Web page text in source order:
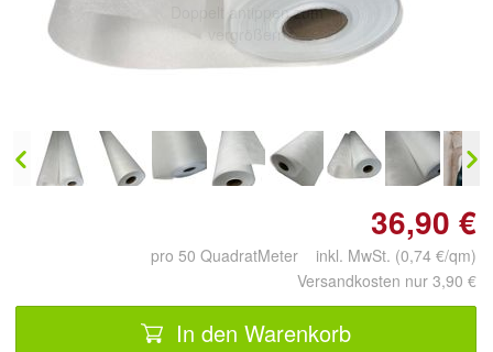
Doppelt antippen zum
vergrößern
36,90 €
pro 50 QuadratMeter inkl. MwSt. (0,74 €/qm)
Versandkosten nur 3,90 €
In den Warenkorb